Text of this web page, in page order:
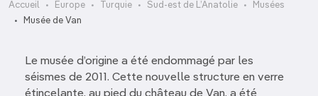
Accueil Europe Turquie Sud-est de L’Anatolie
Musées
Musée de Van
Le musée d’origine a été endommagé par les
séismes de 2011. Cette nouvelle structure en verre